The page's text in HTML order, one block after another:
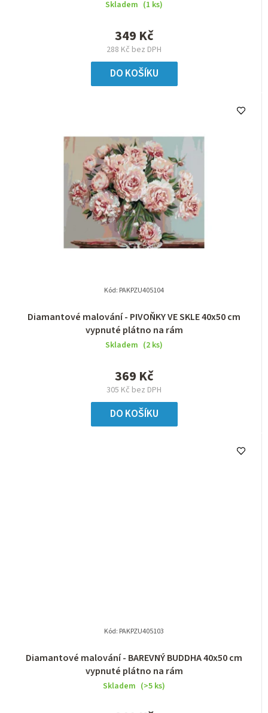
Skladem (1 ks)
288 Kč bez DPH
349 Kč
DO KOŠÍKU
Diamantové malování - PIVOŇKY VE SKLE 40x50 cm
vypnuté plátno na rám
Skladem (2 ks)
305 Kč bez DPH
369 Kč
DO KOŠÍKU
Kód: PAKPZU405104
Diamantové malování - BAREVNÝ BUDDHA 40x50 cm
vypnuté plátno na rám
Skladem (>5 ks)
Kód: PAKPZU405103